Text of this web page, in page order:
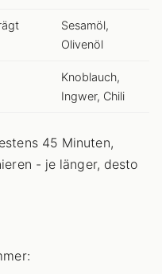
Sesamöl,
Olivenöl
Knoblauch,
Ingwer, Chili
45 Minuten,
- je länger, desto